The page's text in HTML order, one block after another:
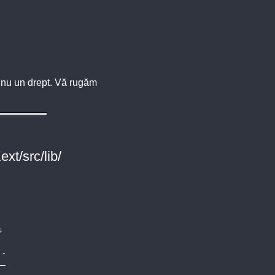
un drept. Vă rugăm
src/lib/
↓
-